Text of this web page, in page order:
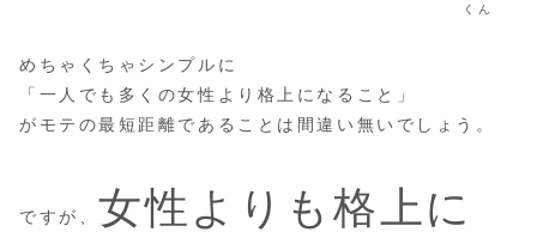
くん
めちゃくちゃシンプルに
「一人でも多くの女性より格上になること」
がモテの最短距離であることは間違い無いでしょう。
ですが、 女性よりも格上に